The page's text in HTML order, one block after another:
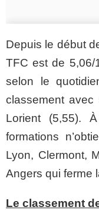
Depuis le début
TFC est de 5,06/
selon le
classement
Lorient (5,55).
formations
Lyon, Clermont,
Angers qui ferme
Le classement